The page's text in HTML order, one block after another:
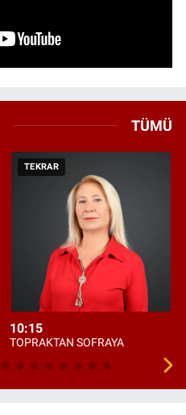
TÜMÜ
TEKRAR
10:15
TOPRAKTAN SOFRAYA